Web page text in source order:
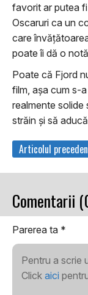
favorit ar putea
Oscaruri ca un
care
poate îi dă o
Poate că Fjord
film, aşa cum s-
realmente solide
străin şi să
Articolul
Comentarii
Parerea ta *
Pentru a scrie
Click aici